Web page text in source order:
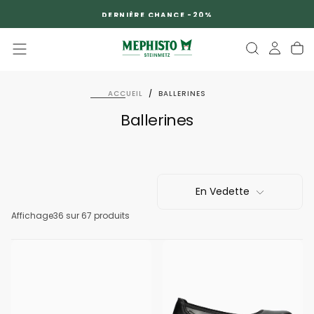
DERNIÈRE CHANCE -20%
ACCUEIL / BALLERINES
Ballerines
En Vedette
Affichage36 sur 67 produits